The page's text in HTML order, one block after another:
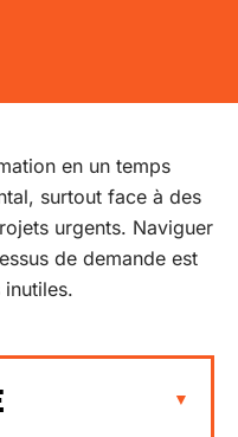
en un temps
surtout face à des
urgents. Naviguer
de demande est